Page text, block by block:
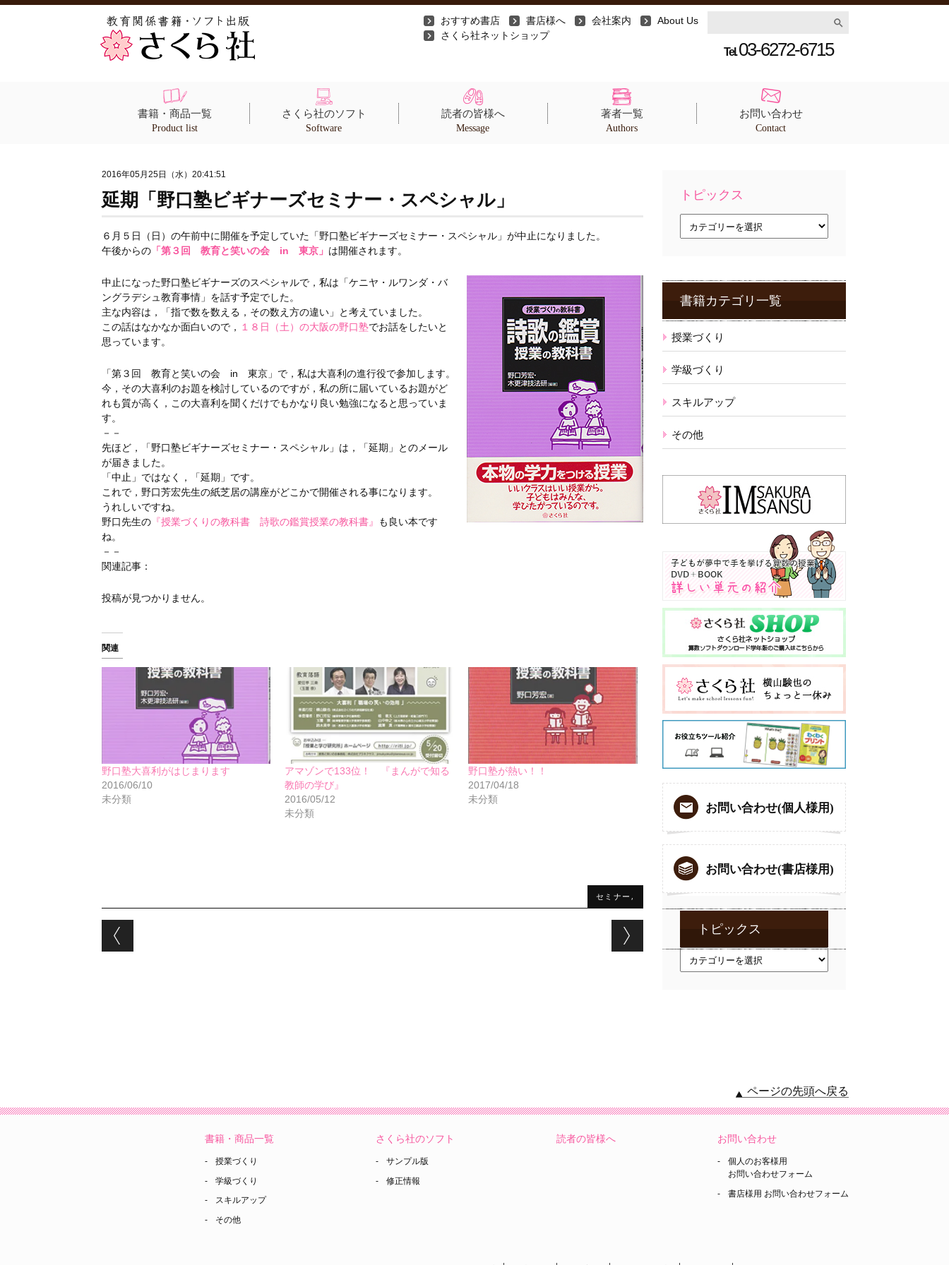
おすすめ書店 書店様へ 会社案内
About Us
さくら社ネットショップ
Tel. 03-6272-6715
書籍・商品一覧
Product list
さくら社のソフト
Software
読者の皆様へ
Message
著者一覧
Authors
お問い合わせ
Contact
2016年05月25日（水）20:41:51
延期「野口塾ビギナーズセミナー・スペシャル」
６月５日（日）の午前中に開催を予定していた「野口塾ビギナーズセミナー・スペシャル」が中止になりました。
午後からの「第３回 教育と笑いの会 in 東京」 は開催されます。
中止になった野口塾ビギナーズのスペシャルで，私は「ケニヤ・ルワンダ・バ
ングラデシュ教育事情」を話す予定でした。
主な内容は，「指で数を数える，その数え方の違い」と考えていました。
この話はなかなか面白いので，
１８日（土）の大阪の野口塾でお話をしたいと
思っています。
「第３回 教育と笑いの会 in 東京」で，私は大喜利の進行役で参加します。
今，その大喜利のお題を検討しているのですが，私の所に届いているお題がど
れも質が高く，この大喜利を聞くだけでもかなり良い勉強になると思っていま
す。
－－
先ほど，「野口塾ビギナーズセミナー・スペシャル」は，「延期」とのメール
が届きました。
「中止」ではなく，「延期」です。
これで，野口芳宏先生の紙芝居の講座がどこかで開催される事になります。
うれしいですね。
野口先生の『授業づくりの教科書 詩歌の鑑賞授業の教科書』
も良い本です
ね。
－－
関連記事：
投稿が見つかりません。
関連
野口塾大喜利がはじまります
2016/06/10
未分類
アマゾンで133位！ 『まんがで知る
教師の学び』
2016/05/12
未分類
野口塾が熱い！！
2017/04/18
未分類
セミナー,
Post navigation
トピックス
ス
書籍カテゴリ一覧
授業づくり
学級づくり
スキルアップ
その他
お問い合わせ(個人様用)
お問い合わせ(書店様用)
トピックス
ページの先頭へ戻る
書籍・商品一覧
授業づくり
学級づくり
スキルアップ
その他
さくら社のソフト
サンプル版
修正情報
読者の皆様へ お問い合わせ
個人のお客様用
お問い合わせフォーム
書店様用 お問い合わせフォーム